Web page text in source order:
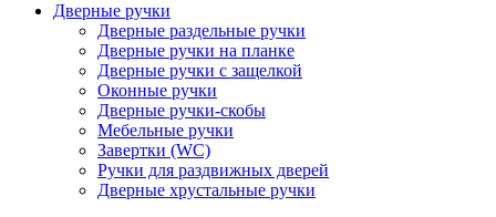
Дверные ручки
Дверные раздельные ручки
Дверные ручки на планке
Дверные ручки с защелкой
Оконные ручки
Дверные ручки-скобы
Мебельные ручки
Завертки (WC)
Ручки для раздвижных дверей
Дверные хрустальные ручки